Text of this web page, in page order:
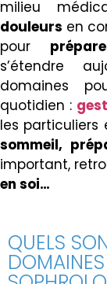
milieu
douleurs en
pour
s’étendre
domaines
quotidien :
les particuliers
sommeil,
important,
en soi…
QUELS